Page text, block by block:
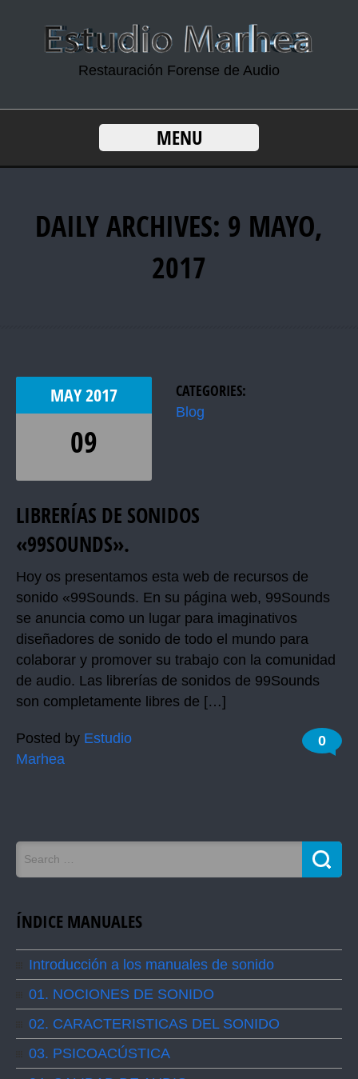
Restauración Forense de Audio
MENU
DAILY ARCHIVES: 9 MAYO,
2017
MAY2017
09
CATEGORIES:
Blog
LIBRERÍAS DE SONIDOS
«99SOUNDS».
Hoy os presentamos esta web de recursos de
sonido «99Sounds. En su página web, 99Sounds
se anuncia como un lugar para imaginativos
diseñadores de sonido de todo el mundo para
colaborar y promover su trabajo con la comunidad
de audio. Las librerías de sonidos de 99Sounds
son completamente libres de […]
Posted by Estudio
Marhea
0
ÍNDICE MANUALES
Introducción a los manuales de sonido
01. NOCIONES DE SONIDO
02. CARACTERISTICAS DEL SONIDO
03. PSICOACÚSTICA